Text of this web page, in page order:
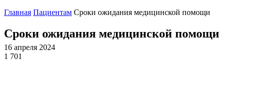
Главная Пациентам Сроки ожидания медицинской помощи
Сроки ожидания медицинской помощи
16 апреля 2024
1 701